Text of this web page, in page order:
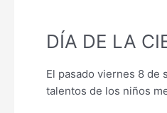
DÍA DE LA
El pasado viernes 8 de
talentos de los niños
LA
2023